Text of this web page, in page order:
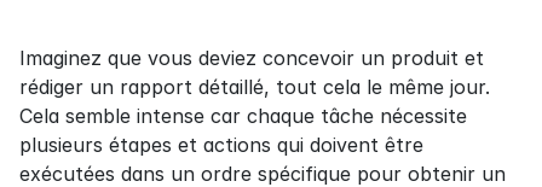
Imaginez que vous deviez concevoir un produit et
rédiger un rapport détaillé, tout cela le même jour.
Cela semble intense car chaque tâche nécessite
plusieurs étapes et actions qui doivent être
exécutées dans un ordre spécifique pour obtenir un